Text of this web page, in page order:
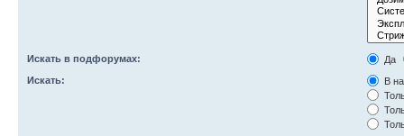
Искать в подфорумах:
Да
Искать:
В